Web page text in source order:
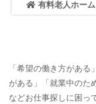
有料老人ホーム
「希望の働き方があ
がある」「就業中のた
などお仕事探しに困っ